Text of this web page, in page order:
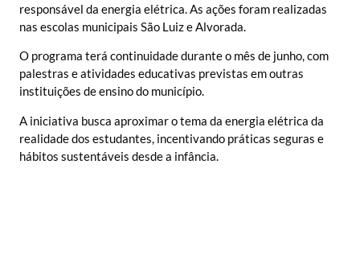
responsável da energia elétrica. As ações foram realizadas
nas escolas municipais São Luiz e Alvorada.
O programa terá continuidade durante o mês de junho, com
palestras e atividades educativas previstas em outras
instituições de ensino do município.
A iniciativa busca aproximar o tema da energia elétrica da
realidade dos estudantes, incentivando práticas seguras e
hábitos sustentáveis desde a infância.